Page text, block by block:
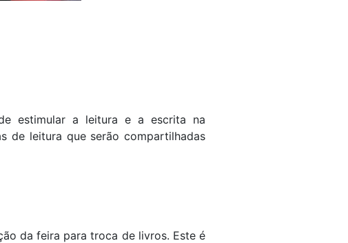
estimular a leitura e a escrita na
de leitura que serão compartilhadas
da feira para troca de livros. Este é